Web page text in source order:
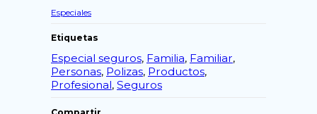
Especiales
Etiquetas
Especial seguros, Familia, Familiar,
Personas, Polizas, Productos,
Profesional, Seguros